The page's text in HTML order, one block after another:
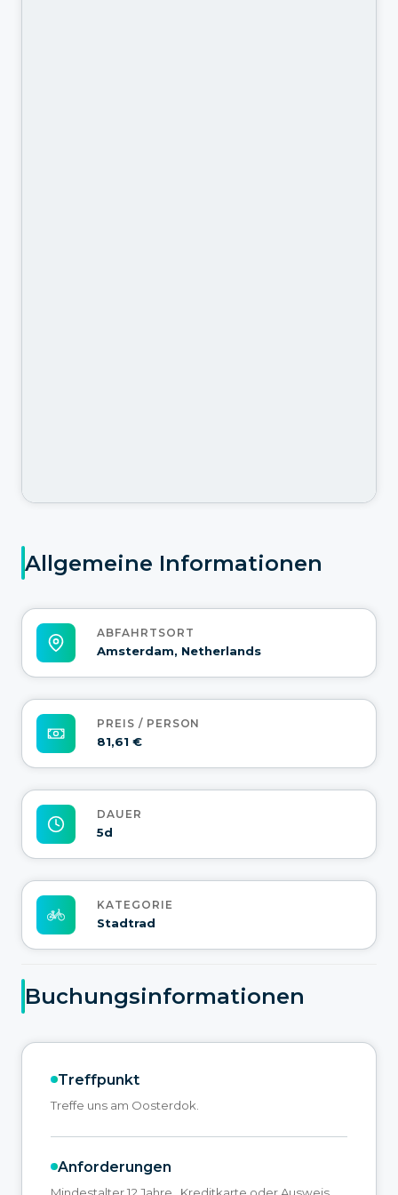
Allgemeine Informationen
ABFAHRTSORT
Amsterdam, Netherlands
PREIS / PERSON
81,61 €
DAUER
5d
KATEGORIE
Stadtrad
Buchungsinformationen
Treffpunkt
Treffe uns am Oosterdok.
Anforderungen
Mindestalter 12 Jahre., Kreditkarte oder Ausweis